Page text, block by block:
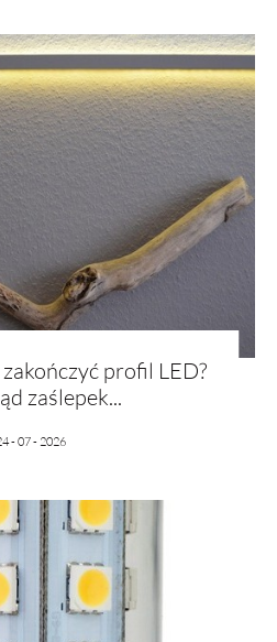
profil LED?
zaślepek...
- 07 - 2026